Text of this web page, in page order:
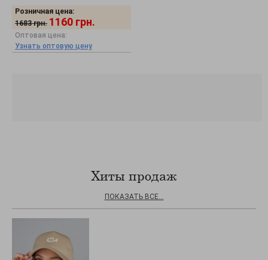
Розничная цена:
1683 грн. 1160 грн.
Оптовая цена:
Узнать оптовую цену
Хиты продаж
ПОКАЗАТЬ ВСЕ...